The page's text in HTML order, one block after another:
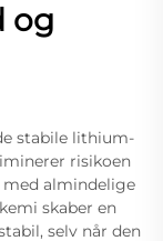
og
stabile lithium-
risikoen
almindelige
skaber en
selv når den